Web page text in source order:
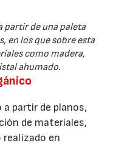
partir de una paleta
en los que sobre esta
como madera,
ahumado.
partir de planos,
de materiales,
realizado en